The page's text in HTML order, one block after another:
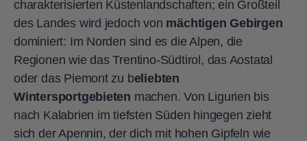
charakterisierten Küstenlandschaften; ein Großteil
des Landes wird jedoch von mächtigen Gebirgen
dominiert: Im Norden sind es die Alpen, die
Regionen wie das Trentino-Südtirol, das Aostatal
oder das Piemont zu beliebten
Wintersportgebieten machen. Von Ligurien bis
nach Kalabrien im tiefsten Süden hingegen zieht
sich der Apennin, der dich mit hohen Gipfeln wie